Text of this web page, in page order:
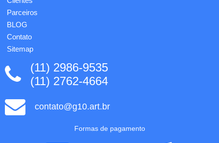
Parceiros
BLOG
Contato
Sitemap
(11) 2986-9535
(11) 2762-4664
contato@g10.art.br
Formas de pagamento